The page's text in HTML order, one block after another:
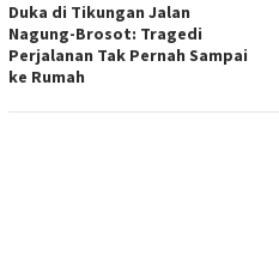
Duka di Tikungan Jalan
Nagung-Brosot: Tragedi
Perjalanan Tak Pernah Sampai
ke Rumah